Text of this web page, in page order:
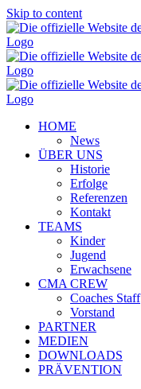
Skip to content
HOME
News
ÜBER UNS
Historie
Erfolge
Referenzen
Kontakt
TEAMS
Kinder
Jugend
Erwachsene
CMA CREW
Coaches Staff
Vorstand
PARTNER
MEDIEN
DOWNLOADS
PRÄVENTION